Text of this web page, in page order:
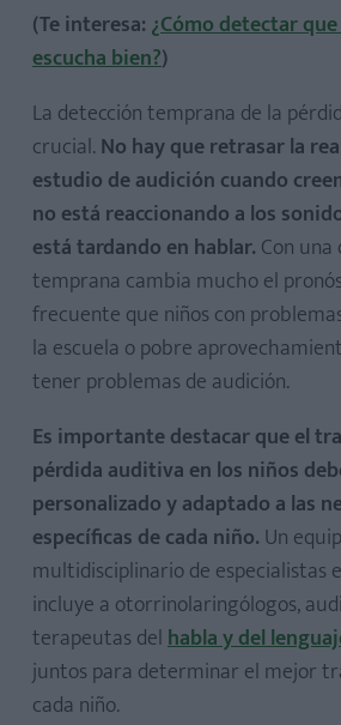
(Te interesa: ¿Cómo detectar
escucha bien?)
La detección temprana de la
crucial. No hay que retrasar la
estudio de audición cuando
no está reaccionando a los
está tardando en hablar. Con
temprana cambia mucho el
frecuente que niños con
la escuela o pobre
tener problemas de audición.
Es importante destacar que el
pérdida auditiva en los niños
personalizado y adaptado a las
específicas de cada niño. Un
multidisciplinario de especialistas
incluye a otorrinolaringólogos,
terapeutas delhabla y del
juntos para determinar el mejor
cada niño.